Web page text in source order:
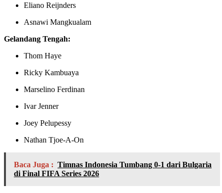
Eliano Reijnders
Asnawi Mangkualam
Gelandang Tengah:
Thom Haye
Ricky Kambuaya
Marselino Ferdinan
Ivar Jenner
Joey Pelupessy
Nathan Tjoe-A-On
Baca Juga : Timnas Indonesia Tumbang 0-1 dari Bulgaria
di Final FIFA Series 2026